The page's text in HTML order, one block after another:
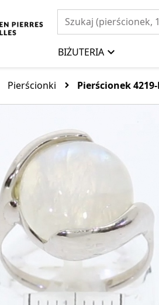
BIŻUTERIA
Pierścionki Pierścionek